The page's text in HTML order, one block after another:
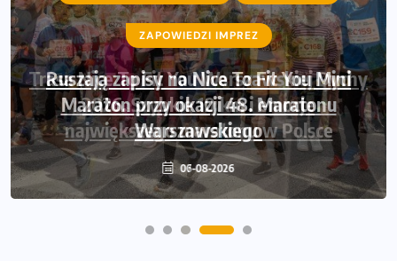
ZAPOWIEDZI IMPREZ
Ruszają zapisy na Nice To Fit You Mini
Maraton przy okazji 48. Maratonu
Warszawskiego
06-08-2026